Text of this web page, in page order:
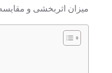
میزان اثربخشی و